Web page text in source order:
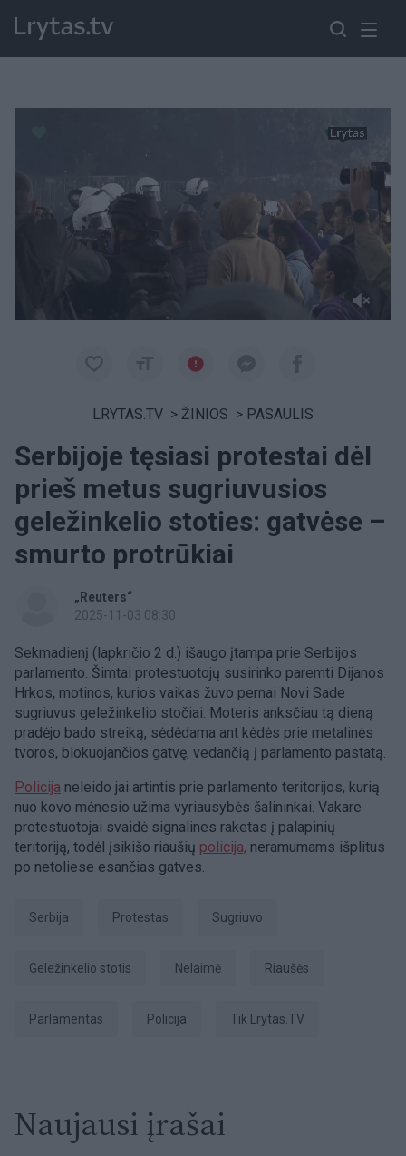
LRYTAS.TV > ŽINIOS > PASAULIS
Serbijoje tęsiasi protestai dėl
prieš metus sugriuvusios
geležinkelio stoties: gatvėse –
smurto protrūkiai
„Reuters“
2025-11-03 08:30
Sekmadienį (lapkričio 2 d.) išaugo įtampa prie Serbijos
parlamento. Šimtai protestuotojų susirinko paremti Dijanos
Hrkos, motinos, kurios vaikas žuvo pernai Novi Sade
sugriuvus geležinkelio stočiai. Moteris anksčiau tą dieną
pradėjo bado streiką, sėdėdama ant kėdės prie metalinės
tvoros, blokuojančios gatvę, vedančią į parlamento pastatą.
Policija neleido jai artintis prie parlamento teritorijos, kurią
nuo kovo mėnesio užima vyriausybės šalininkai. Vakare
protestuotojai svaidė signalines raketas į palapinių
teritoriją, todėl įsikišo riaušių policija, neramumams išplitus
po netoliese esančias gatves.
Serbija Protestas sugriuvo
geležinkelio stotis Nelaimė riaušės
parlamentas Policija tik Lrytas.TV
Naujausi įrašai